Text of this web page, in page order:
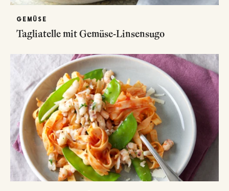
GEMÜSE
Tagliatelle mit Gemüse-Linsensugo